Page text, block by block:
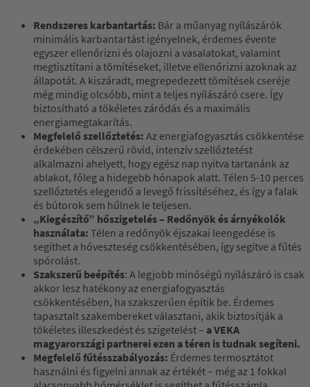
Rendszeres karbantartás: Bár a műanyag nyílászárók
minimális karbantartást igényelnek, érdemes évente
egyszer ellenőrizni és olajozni a vasalatokat, valamint
megtisztítani a tömítéseket, illetve ellenőrizni azoknak az
állapotát. A kiszáradt, megrepedezett tömítések cseréje
még mindig olcsóbb, mint a teljes nyílászáró csere. Így
biztosítható a tökéletes záródás és a maximális
energiamegtakarítás.
Megfelelő szellőztetés: Az energiafogyasztás csökkentése
érdekében célszerű rövid, intenzív szellőztetést
alkalmazni ahelyett, hogy egész nap nyitva tartanánk az
ablakot, főleg a hidegebb hónapok alatt. Télen 5-10 perces
szellőztetés elegendő a levegő frissítéséhez, és így a falak
és bútorok sem hűlnek le teljesen.
„Kiegészítő” hőszigetelés – Redőnyök és árnyékolók
használata: Télen a redőnyök éjszakai leengedése is
segíthet a hőveszteség csökkentésében, így segítve a fűtés
spórolást.
Szakszerű beépítés: A legjobb minőségű nyílászáró is csak
akkor lesz hatékony az energiafogyasztás
csökkentésében, ha szakszerűen építik be. Érdemes
tapasztalt szakembereket választani, akik biztosítják a
tökéletes illeszkedést és szigetelést – a VEKA
magyarországi partnerei ezen a téren is tudnak segíteni.
Megfelelő fűtésszabályozás: Érdemes termosztátot
használni és figyelni annak az értékét – még az 1 fokkal